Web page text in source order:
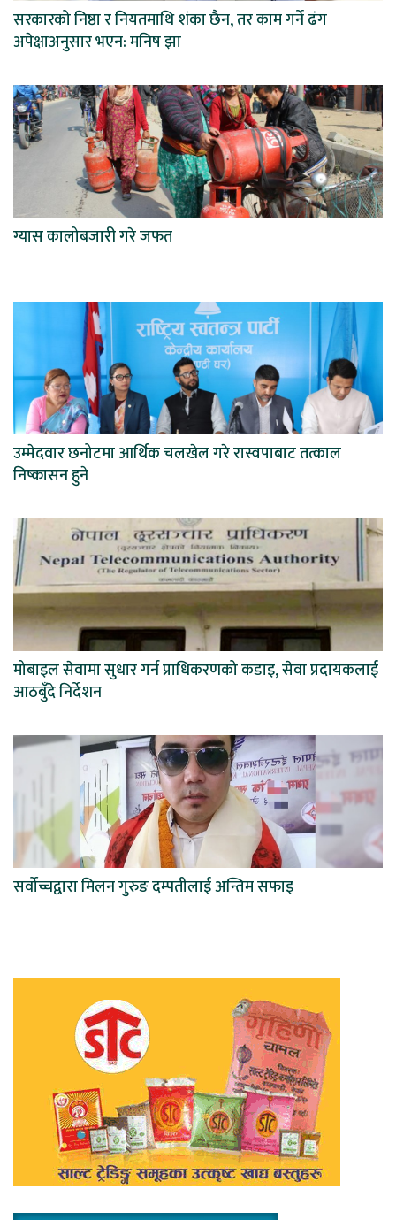
सरकारको निष्ठा र नियतमाथि शंका छैन, तर काम गर्ने ढंग
अपेक्षाअनुसार भएन: मनिष झा
ग्यास कालोबजारी गरे जफत
उम्मेदवार छनोटमा आर्थिक चलखेल गरे रास्वपाबाट तत्काल
निष्कासन हुने
मोबाइल सेवामा सुधार गर्न प्राधिकरणको कडाइ, सेवा प्रदायकलाई
आठबुँदे निर्देशन
सर्वोच्चद्वारा मिलन गुरुङ दम्पतीलाई अन्तिम सफाइ